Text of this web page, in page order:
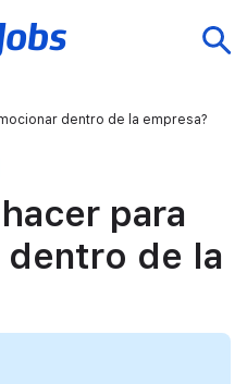
dentro de la empresa?
para
de la